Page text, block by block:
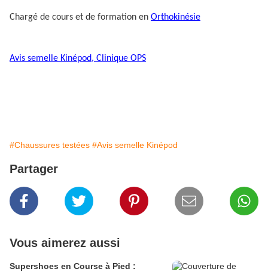
Chargé de cours et de formation en Orthokinésie
Avis semelle Kinépod, Clinique OPS
#Chaussures testées #Avis semelle Kinépod
Partager
Vous aimerez aussi
Supershoes en Course à Pied :